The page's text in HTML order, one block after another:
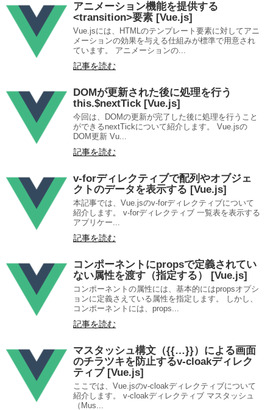
アニメーション機能を提供する
<transition>要素 [Vue.js]
Vue.jsには、HTMLのテンプレート要素に対してアニ
メーションの効果を与える仕組みが標準で用意され
ています。 アニメーションの...
記事を読む
DOMが更新された後に処理を行う
this.$nextTick [Vue.js]
今回は、DOMの更新が完了した後に処理を行うこと
ができるnextTickについて紹介します。 Vue.jsの
DOM更新 Vu...
記事を読む
v-forディレクティブで配列やオブジェ
クトのデータを表示する [Vue.js]
本記事では、Vue.jsのv-forディレクティブについて
紹介します。 v-forディレクティブ 一覧表を表示する
アプリケー...
記事を読む
コンポーネントにpropsで定義されてい
ない属性を渡す（指定する） [Vue.js]
コンポーネントの属性には、基本的にはpropsオプシ
ョンに定義さえている属性を指定します。 しかし、
コンポーネントには、props...
記事を読む
マスタッシュ構文（{{…}}）による画面
のチラツキを防止するv-cloakディレク
ティブ [Vue.js]
ここでは、Vue.jsのv-cloakディレクティブについて
紹介します。 v-cloakディレクティブ マスタッシュ
（Mus...